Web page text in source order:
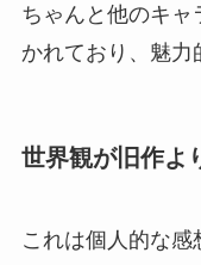
ちゃんと他のキャ
かれており、魅力
世界観が旧作よ
これは個人的な